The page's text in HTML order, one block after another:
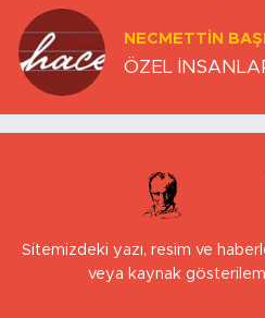
NECMETTIN
ÖZEL
Sitemizdeki yazı, resim ve
veya kaynak